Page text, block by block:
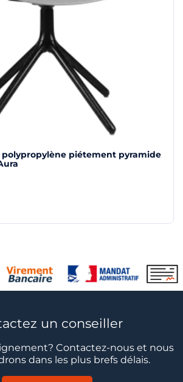
piétement pyramide
un conseiller
Contactez-nous et nous
dans les plus brefs délais.